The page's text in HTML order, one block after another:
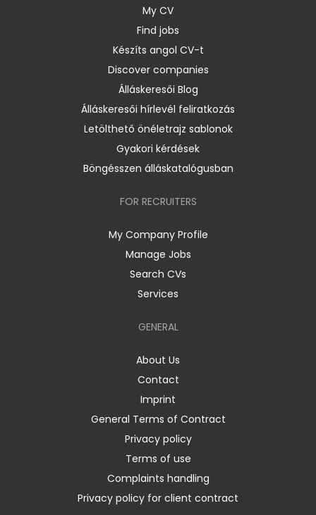
My CV
Find jobs
Készíts angol CV-t
Discover companies
Álláskeresői Blog
Álláskeresői hírlevél feliratkozás
Letölthető önéletrajz sablonok
Gyakori kérdések
Böngésszen álláskatalógusban
FOR RECRUITERS
My Company Profile
Manage Jobs
Search CVs
Services
GENERAL
About Us
Contact
Imprint
General Terms of Contract
Privacy policy
Terms of use
Complaints handling
Privacy policy for client contract